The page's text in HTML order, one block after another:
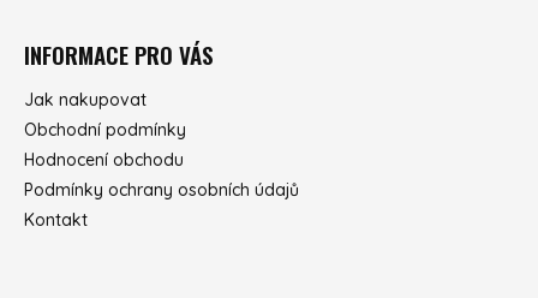
INFORMACE PRO VÁS
Jak nakupovat
Obchodní podmínky
Hodnocení obchodu
Podmínky ochrany osobních údajů
Kontakt